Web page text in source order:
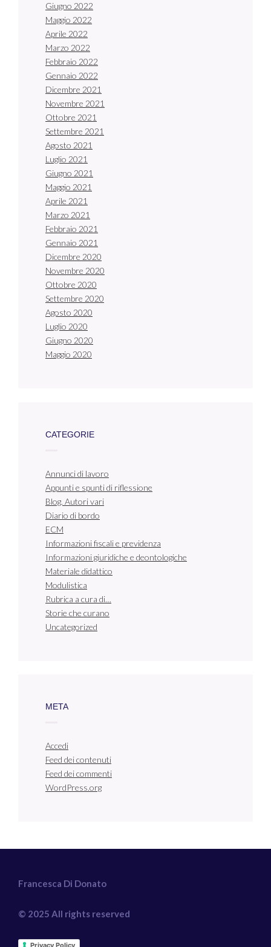
Giugno 2022
Maggio 2022
Aprile 2022
Marzo 2022
Febbraio 2022
Gennaio 2022
Dicembre 2021
Novembre 2021
Ottobre 2021
Settembre 2021
Agosto 2021
Luglio 2021
Giugno 2021
Maggio 2021
Aprile 2021
Marzo 2021
Febbraio 2021
Gennaio 2021
Dicembre 2020
Novembre 2020
Ottobre 2020
Settembre 2020
Agosto 2020
Luglio 2020
Giugno 2020
Maggio 2020
CATEGORIE
Annunci di lavoro
Appunti e spunti di riflessione
Blog. Autori vari
Diario di bordo
ECM
Informazioni fiscali e previdenza
Informazioni giuridiche e deontologiche
Materiale didattico
Modulistica
Rubrica a cura di…
Storie che curano
Uncategorized
META
Accedi
Feed dei contenuti
Feed dei commenti
WordPress.org
Francesca Di Donato
© 2025 All rights reserved
Privacy Policy